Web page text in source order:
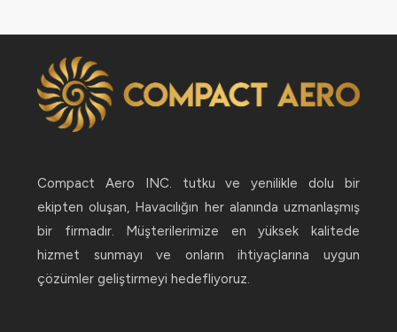
Compact Aero INC. tutku ve yenilikle dolu bir
ekipten oluşan, Havacılığın her alanında uzmanlaşmış
bir firmadır. Müşterilerimize en yüksek kalitede
hizmet sunmayı ve onların ihtiyaçlarına uygun
çözümler geliştirmeyi hedefliyoruz.